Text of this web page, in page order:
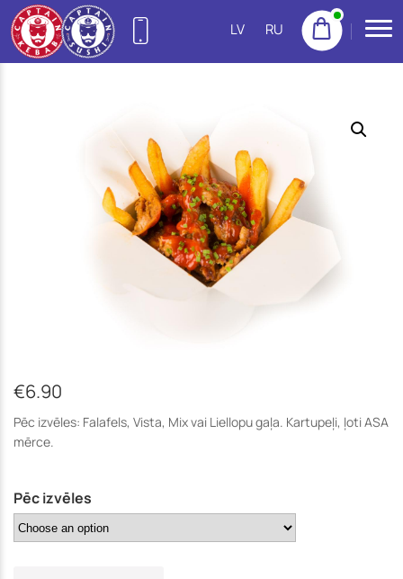
22155533
(Pļavnieki)
23222300
(Imanta)
20665777
22158888
(Jūrmala)
LV RU
€6.90
Pēc izvēles: Falafels, Vista, Mix vai Liellopu gaļa. Kartupeļi, ļoti ASA
mērce.
Pēc izvēles